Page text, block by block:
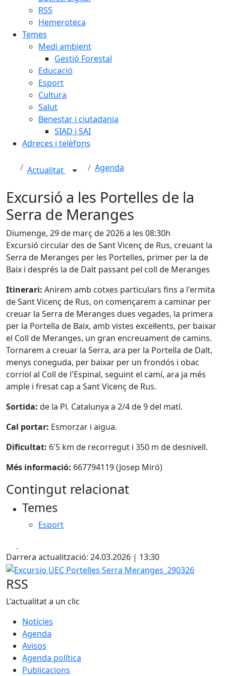
RSS
Hemeroteca
Temes
Medi ambient
Gestió Forestal
Educació
Esport
Cultura
Salut
Benestar i ciutadania
SIAD i SAI
Adreces i telèfons
Actualitat Agenda
Excursió a les Portelles de la
Serra de Meranges
Diumenge, 29 de març de 2026 a les 08:30h
Excursió circular des de Sant Vicenç de Rus, creuant la
Serra de Meranges per les Portelles, primer per la de
Baix i després la de Dalt passant pel coll de Meranges
Itinerari: Anirem amb cotxes particulars fins a l'ermita
de Sant Vicenç de Rus, on començarem a caminar per
creuar la Serra de Meranges dues vegades, la primera
per la Portella de Baix, amb vistes excel·lents, per baixar
el Coll de Meranges, un gran encreuament de camins.
Tornarem a creuar la Serra, ara per la Portella de Dalt,
menys coneguda, per baixar per un frondós i obac
corriol al Coll de l'Espinal, seguint el camí, ara ja més
ample i fresat cap a Sant Vicenç de Rus.
Sortida: de la Pl. Catalunya a 2/4 de 9 del matí.
Cal portar: Esmorzar i aigua.
Dificultat: 6'5 km de recorregut i 350 m de desnivell.
Més informació: 667794119 (Josep Miró)
Contingut relacionat
Temes
Esport
Darrera actualització: 24.03.2026 | 13:30
Excursio UEC Portelles Serra Meranges_290326
RSS
L'actualitat a un clic
Notícies
Agenda
Avisos
Agenda política
Publicacions